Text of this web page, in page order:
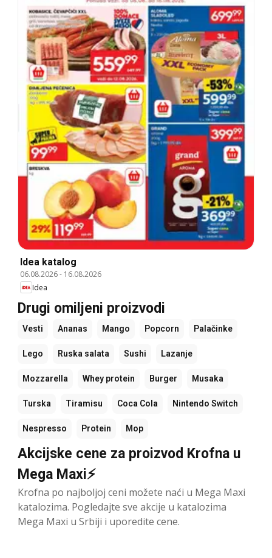
Idea katalog
06.08.2026- 16.08.2026
Idea
Drugi omiljeni proizvodi
Vesti Ananas Mango Popcorn Palačinke
Lego Ruska salata Sushi Lazanje
Mozzarella Whey protein Burger Musaka
Turska Tiramisu Coca Cola Nintendo Switch
Nespresso Protein Mop
Akcijske cene za proizvod Krofna u
Mega Maxi⚡
Krofna po najboljoj ceni možete naći u Mega Maxi
katalozima. Pogledajte sve akcije u katalozima
Mega Maxi u Srbiji i uporedite cene.